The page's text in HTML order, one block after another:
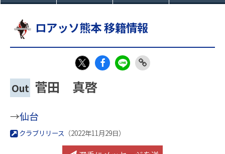
ロアッソ熊本 移籍情報
Out 菅田 真啓
→仙台
クラブリリース （2022年11月29日）